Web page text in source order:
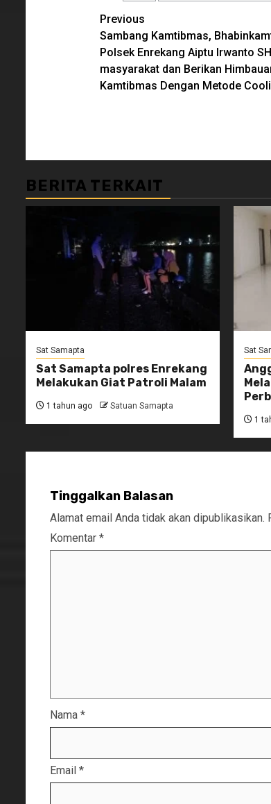
Continue
Reading
Previous
Sambang Kamtibmas,
Polsek Enrekang Aiptu Irwanto
masyarakat dan Berikan
Kamtibmas Dengan Metode
BERITA TERKAIT
Sat Samapta
Sat Samapta polres Enrekang
Melakukan Giat Patroli Malam
1 tahun ago Satuan Samapta
Sat
1
Tinggalkan Balasan
Alamat email Anda tidak akan dipublikasikan.
Komentar *
Nama *
Email *